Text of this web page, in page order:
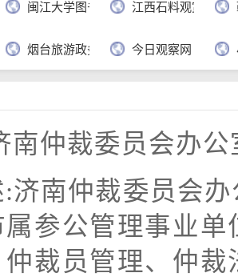
闽江大学图书馆 江西石料观赏网
烟台旅游政务网 今日观察网
南仲裁委员会办
:济南仲裁委员会
参公管理事业
裁员管理、仲